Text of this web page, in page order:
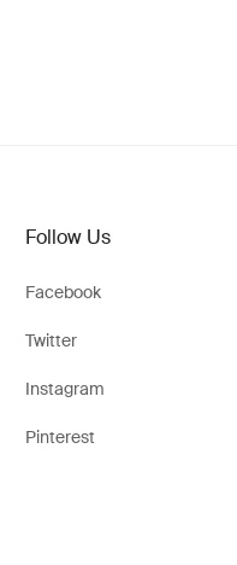
Follow Us
Facebook
Twitter
Instagram
Pinterest